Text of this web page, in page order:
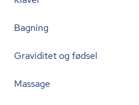
Bagning
Graviditet og fødsel
Massage